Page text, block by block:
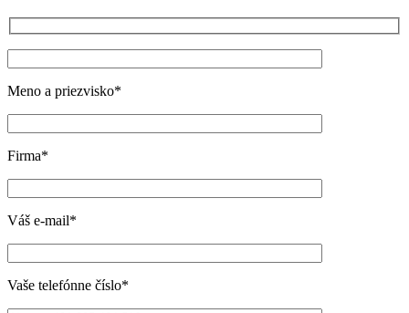
Meno a priezvisko*
Firma*
Váš e-mail*
Vaše telefónne číslo*